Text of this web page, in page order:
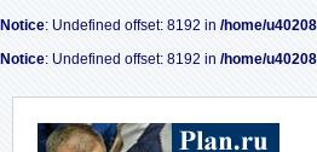
Notice: Undefined offset: 8192 in /home/
Notice: Undefined offset: 8192 in /home/